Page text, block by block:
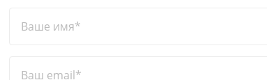
Ваше имя*
Ваш email*